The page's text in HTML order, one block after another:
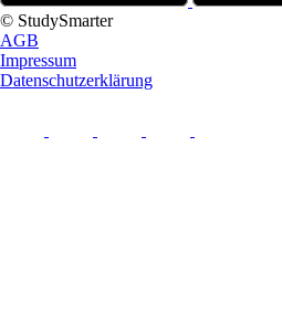
© StudySmarter
AGB
Impressum
Datenschutzerklärung